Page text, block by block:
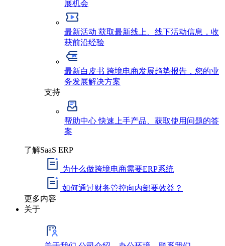
展机会
最新活动 获取最新线上、线下活动信息，收
获前沿经验
最新白皮书 跨境电商发展趋势报告，您的业
务发展解决方案
支持
帮助中心快速上手产品、获取使用问题的答
案
了解SaaS ERP
为什么做跨境电商需要ERP系统
如何通过财务管控向内部要效益？
更多内容
关于